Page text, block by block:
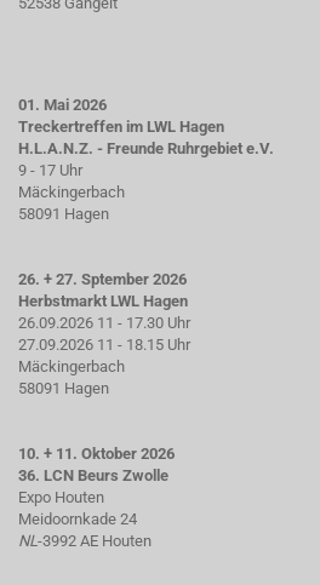
01. Mai 2026
Treckertreffen im LWL Hagen
H.L.A.N.Z. - Freunde Ruhrgebiet e.V.
9 - 17 Uhr
Mäckingerbach
58091 Hagen
26. + 27. Sptember 2026
Herbstmarkt LWL Hagen
26.09.2026 11 - 17.30 Uhr
27.09.2026 11 - 18.15 Uhr
Mäckingerbach
58091 Hagen
10. + 11. Oktober 2026
36. LCN Beurs Zwolle
Expo Houten
Meidoornkade 24
NL-3992 AE Houten